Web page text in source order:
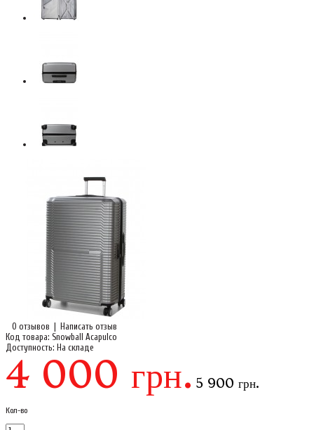
0 отзывов
Написать отзыв
Код товара: Snowball Acapulco
Доступность: На складе
4 000 грн. 5 900 грн.
Кол-во